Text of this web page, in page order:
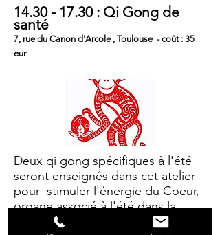
14.30 - 17.30: Qi Gong de
santé
7, rue du Canon d'Arcole , Toulouse - coût : 35
eur
Deux qi gong spécifiques à l'été
seront enseignés dans cet atelier
pour stimuler l'énergie du Coeur,
organe associé à l'été dans la
médecine chinoise.